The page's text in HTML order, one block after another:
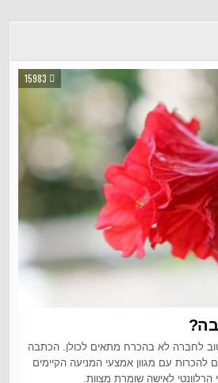
15983
לחברה לא בהכרח מתאים לכולן. הכתבה
להכרות עם מגוון אמצעי המניעה הקיימים
לאישה שומרת מצוות.